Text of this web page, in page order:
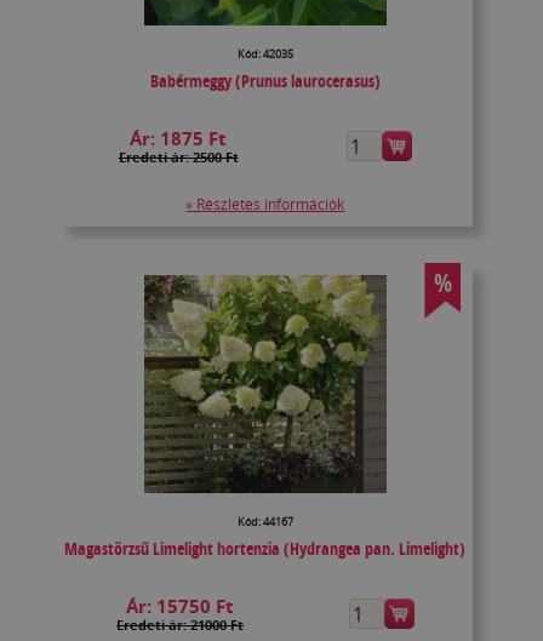
Kód: 42035
Babérmeggy (Prunus laurocerasus)
Ár: 1875 Ft
Eredeti ár: 2500 Ft
» Részletes információk
%
Kód: 44167
Magastörzsű Limelight hortenzia (Hydrangea pan. Limelight)
Ár: 15750 Ft
Eredeti ár: 21000 Ft